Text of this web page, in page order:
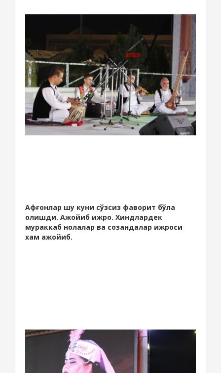
Афғонлар шу куни сўзсиз фаворит бўла
олишди. Ажойиб ижро. Хиндлардек
мураккаб нолалар ва созандалар ижроси
хам ажойиб.